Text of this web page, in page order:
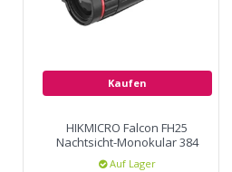
Kaufen
HIKMICRO Falcon FH25
Nachtsicht-Monokular 384
x 288
Auf Lager